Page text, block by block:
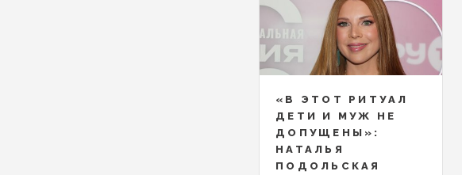
«В ЭТОТ РИТУАЛ
ДЕТИ И МУЖ НЕ
ДОПУЩЕНЫ»:
НАТАЛЬЯ
ПОДОЛЬСКАЯ